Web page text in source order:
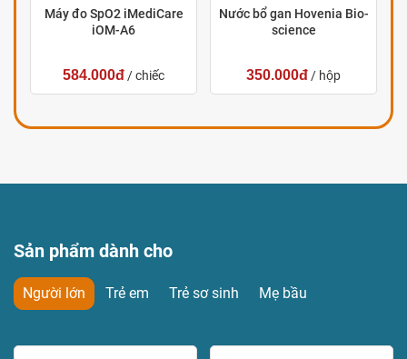
Máy đo SpO2 iMediCare
iOM-A6
584.000đ / chiếc
Nước bổ gan Hovenia Bio-
science
350.000đ / hộp
Sản phẩm dành cho
Người lớn Trẻ em Trẻ sơ sinh Mẹ bầu